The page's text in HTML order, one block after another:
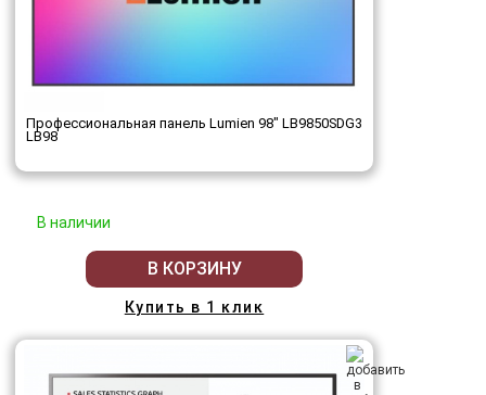
Профессиональная панель Lumien 98" LB9850SDG3
LB98
В наличии
В КОРЗИНУ
Купить в 1 клик